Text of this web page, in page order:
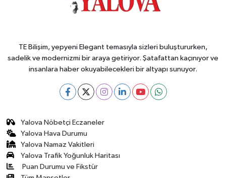
TE Bilişim, yepyeni Elegant temasıyla sizleri buluştururken,
sadelik ve modernizmi bir araya getiriyor. Şatafattan kaçınıyor ve
insanlara haber okuyabilecekleri bir altyapı sunuyor.
Yalova Nöbetçi Eczaneler
Yalova Hava Durumu
Yalova Namaz Vakitleri
Yalova Trafik Yoğunluk Haritası
Puan Durumu ve Fikstür